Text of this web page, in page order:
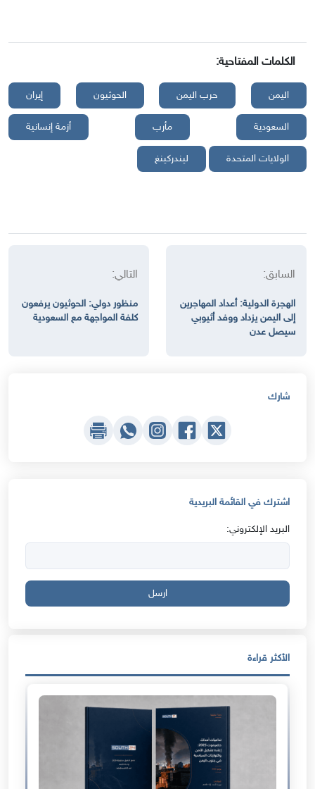
الكلمات المفتاحية:
اليمن حرب اليمن الحوثيون إيران
السعودية مأرب أزمة إنسانية
الولايات المتحدة ليندركينغ
السابق:
الهجرة الدولية: أعداد المهاجرين
إلى اليمن يزداد ووفد أثيوبي
سيصل عدن
التالي:
منظور دولي: الحوثيون يرفعون
كلفة المواجهة مع السعودية
شارك
اشترك في القائمة البريدية
البريد الإلكتروني:
ارسل
الأكثر قراءة